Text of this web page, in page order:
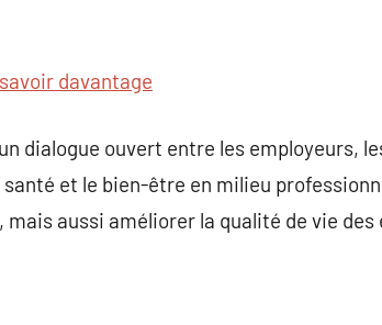
davantage
dialogue ouvert entre les employeurs,
et le bien-être en milieu
aussi améliorer la qualité de vie des